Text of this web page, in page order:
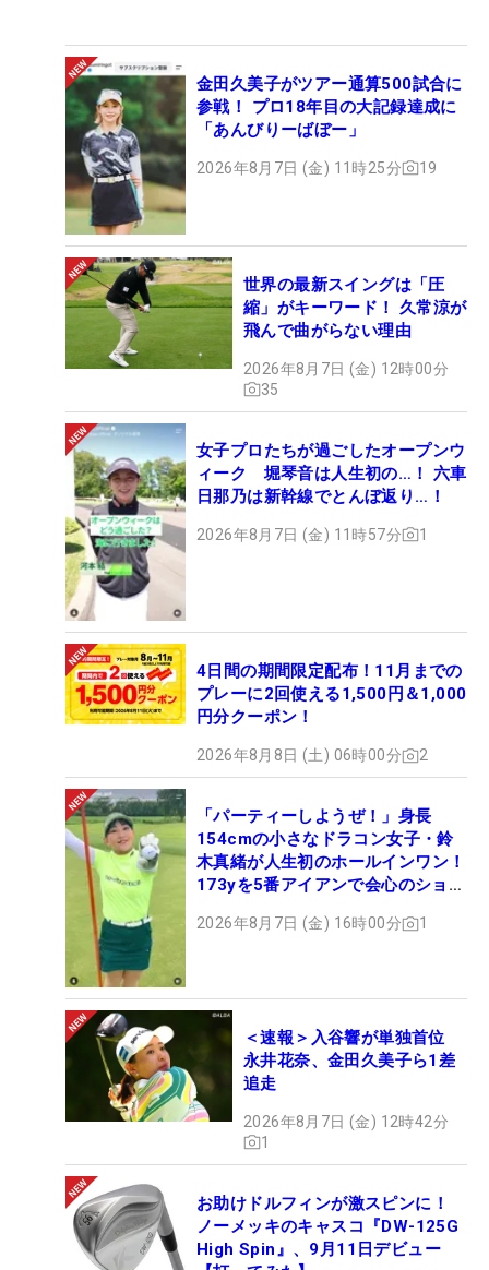
金田久美子がツアー通算500試合に
参戦！ プロ18年目の大記録達成に
「あんびりーばぼー」
2026年8月7日 (金) 11時25分 19
世界の最新スイングは「圧
縮」がキーワード！ 久常涼が
飛んで曲がらない理由
2026年8月7日 (金) 12時00分
35
女子プロたちが過ごしたオープンウ
ィーク 堀琴音は人生初の…！ 六車
日那乃は新幹線でとんぼ返り…！
2026年8月7日 (金) 11時57分 1
4日間の期間限定配布！11月までの
プレーに2回使える1,500円＆1,000
円分クーポン！
2026年8月8日 (土) 06時00分 2
「パーティーしようぜ！」身長
154cmの小さなドラコン女子・鈴
木真緒が人生初のホールインワン！
173yを5番アイアンで会心のショッ
2026年8月7日 (金) 16時00分 1
＜速報＞入谷響が単独首位
永井花奈、金田久美子ら1差
追走
2026年8月7日 (金) 12時42分
1
お助けドルフィンが激スピンに！
ノーメッキのキャスコ『DW-125G
High Spin』、9月11日デビュー